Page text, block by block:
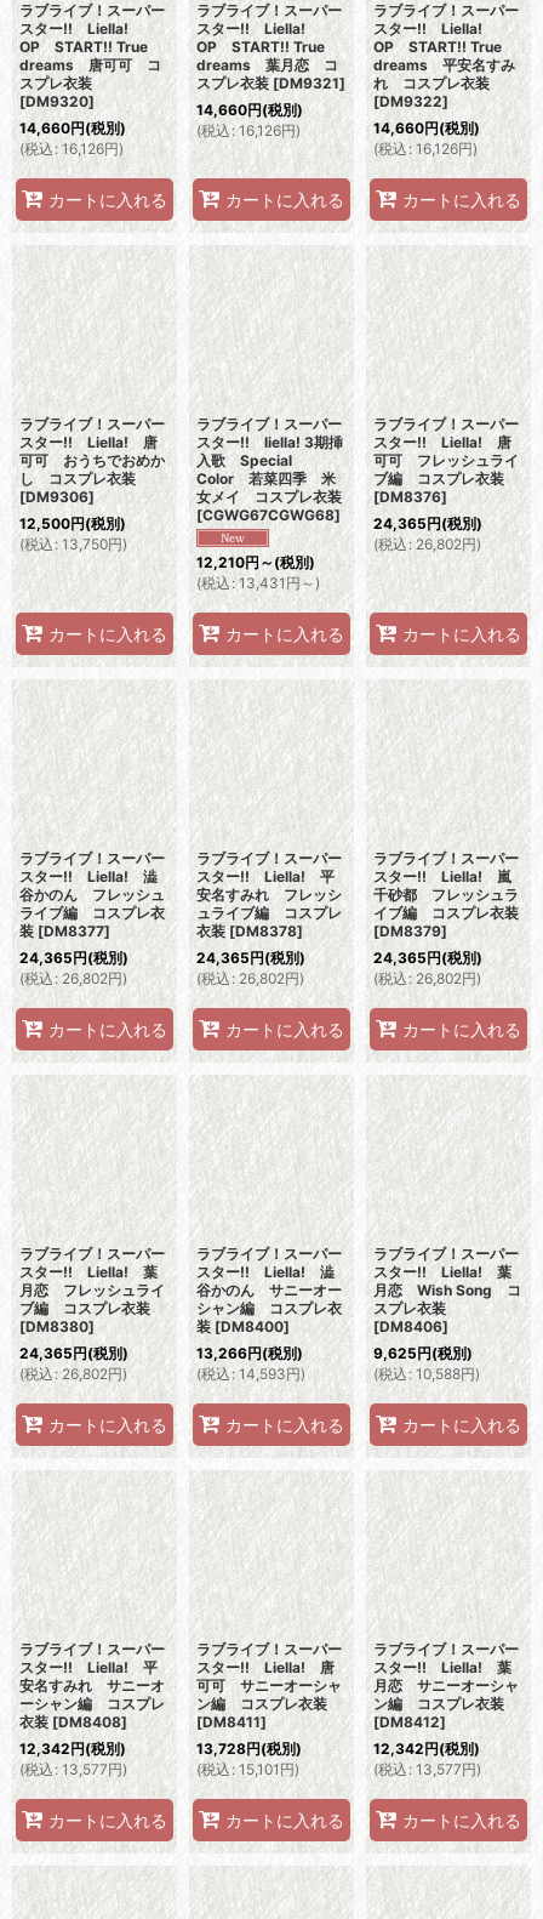
ラブライブ！スーパー
スター!! Liella!
OP START!! True
dreams 唐可可 コ
スプレ衣装
[DM9320]
14,660円(税別)
(税込: 16,126円)
カートに入れる
ラブライブ！スーパー
スター!! Liella!
OP START!! True
dreams 葉月恋 コ
スプレ衣装 [DM9321]
14,660円(税別)
(税込: 16,126円)
カートに入れる
ラブライブ！スーパー
スター!! Liella!
OP START!! True
dreams 平安名すみ
れ コスプレ衣装
[DM9322]
14,660円(税別)
(税込: 16,126円)
カートに入れる
ラブライブ！スーパー
スター!! Liella! 唐
可可 おうちでおめか
し コスプレ衣装
[DM9306]
12,500円(税別)
(税込: 13,750円)
カートに入れる
ラブライブ！スーパー
スター!! liella! 3期挿
入歌 Special
Color 若菜四季 米
女メイ コスプレ衣装
[CGWG67CGWG68]
12,210円～(税別)
(税込 : 13,431円～)
カートに入れる
ラブライブ！スーパー
スター!! Liella! 唐
可可 フレッシュライ
ブ編 コスプレ衣装
[DM8376]
24,365円(税別)
(税込: 26,802円)
カートに入れる
ラブライブ！スーパー
スター!! Liella! 澁
谷かのん フレッシュ
ライブ編 コスプレ衣
装 [DM8377]
24,365円(税別)
(税込: 26,802円)
カートに入れる
ラブライブ！スーパー
スター!! Liella! 平
安名すみれ フレッシ
ュライブ編 コスプレ
衣装 [DM8378]
24,365円(税別)
(税込: 26,802円)
カートに入れる
ラブライブ！スーパー
スター!! Liella! 嵐
千砂都 フレッシュラ
イブ編 コスプレ衣装
[DM8379]
24,365円(税別)
(税込: 26,802円)
カートに入れる
ラブライブ！スーパー
スター!! Liella! 葉
月恋 フレッシュライ
ブ編 コスプレ衣装
[DM8380]
24,365円(税別)
(税込: 26,802円)
カートに入れる
ラブライブ！スーパー
スター!! Liella! 澁
谷かのん サニーオー
シャン編 コスプレ衣
装 [DM8400]
13,266円(税別)
(税込: 14,593円)
カートに入れる
ラブライブ！スーパー
スター!! Liella! 葉
月恋 Wish Song コ
スプレ衣装
[DM8406]
9,625円(税別)
(税込: 10,588円)
カートに入れる
ラブライブ！スーパー
スター!! Liella! 平
安名すみれ サニーオ
ーシャン編 コスプレ
衣装 [DM8408]
12,342円(税別)
(税込: 13,577円)
カートに入れる
ラブライブ！スーパー
スター!! Liella! 唐
可可 サニーオーシャ
ン編 コスプレ衣装
[DM8411]
13,728円(税別)
(税込: 15,101円)
カートに入れる
ラブライブ！スーパー
スター!! Liella! 葉
月恋 サニーオーシャ
ン編 コスプレ衣装
[DM8412]
12,342円(税別)
(税込: 13,577円)
カートに入れる